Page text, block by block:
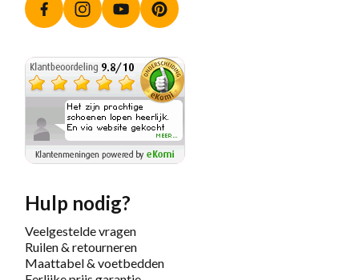
FacebookInstagramYouTube
Hulp nodig?
Veelgestelde vragen
Ruilen & retourneren
Maattabel & voetbedden